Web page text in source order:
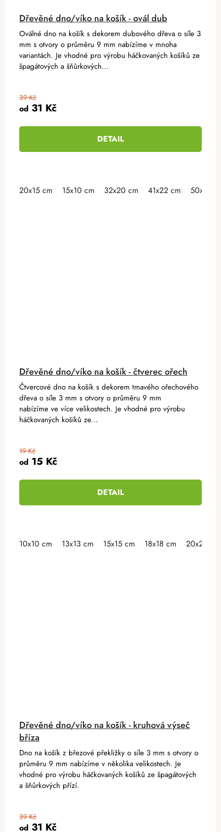
Dřevěné dno/víko na košík - ovál dub
od 31 Kč
39 Kč
DETAIL
Oválné dno na košík s dekorem dubového dřeva o síle 3
mm s otvory o průměru 9 mm nabízíme v mnoha
variantách. Je vhodné pro výrobu háčkovaných košíků ze
špagátových a šňůrkových...
20x15 cm 15x10 cm 32x20 cm 41x22 cm 50x30
Dřevěné dno/víko na košík - čtverec ořech
od 15 Kč
19 Kč
DETAIL
Čtvercové dno na košík s dekorem tmavého ořechového
dřeva o síle 3 mm s otvory o průměru 9 mm
nabízíme ve více velikostech. Je vhodné pro výrobu
háčkovaných košíků ze...
10x10 cm 13x13 cm 15x15 cm 18x18 cm 20x20 cm
Dřevěné dno/víko na košík - kruhová výseč
bříza
od 31 Kč
39 Kč
Dno na košík z březové překližky o síle 3 mm s otvory o
průměru 9 mm nabízíme v několika velikostech. Je
vhodné pro výrobu háčkovaných košíků ze špagátových
a šňůrkových přízí.